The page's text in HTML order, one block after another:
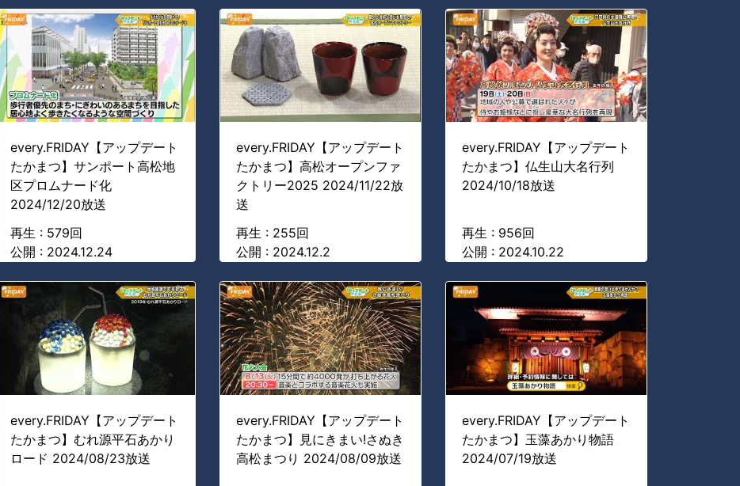
every.FRIDAY【アップデート
たかまつ】サンポート高松地
区プロムナード化
2024/12/20放送
再生 : 579回
公開 : 2024.12.24
every.FRIDAY【アップデート
たかまつ】高松オープンファ
クトリー2025 2024/11/22放
送
再生 : 255回
公開 : 2024.12.2
every.FRIDAY【アップデート
たかまつ】仏生山大名行列
2024/10/18放送
再生 : 956回
公開 : 2024.10.22
every.FRIDAY【アップデート
たかまつ】むれ源平石あかり
ロード 2024/08/23放送
every.FRIDAY【アップデート
たかまつ】見にきまい!さぬき
高松まつり 2024/08/09放送
every.FRIDAY【アップデート
たかまつ】玉藻あかり物語
2024/07/19放送